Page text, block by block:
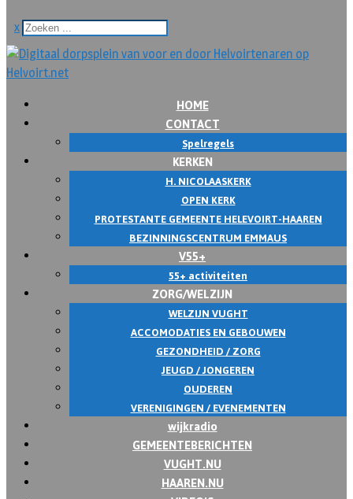
x
HOME
CONTACT
Spelregels
KERKEN
H. NICOLAASKERK
OPEN KERK
PROTESTANTE GEMEENTE HELEVOIRT-HAAREN
BEZINNINGSCENTRUM EMMAUS
V55+
55+ activiteiten
ZORG/WELZIJN
WELZIJN VUGHT
ACCOMODATIES EN GEBOUWEN
GEZONDHEID / ZORG
JEUGD / JONGEREN
OUDEREN
VERENIGINGEN / EVENEMENTEN
wijkradio
GEMEENTEBERICHTEN
VUGHT.NU
HAAREN.NU